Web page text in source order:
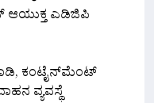
ಆಯುಕ್ತ ಎಡಿಜಿಪಿ
ಕಂಟೈನ್‍ಮೆಂಟ್
ವ್ಯವಸ್ಥೆ